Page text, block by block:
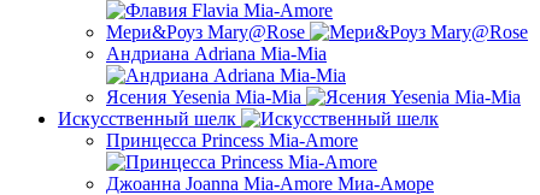
Мери&Роуз Mary@Rose
Андриана Adriana Mia-Mia
Ясения Yesenia Mia-Mia
Искусственный шелк
Принцесса Princess Mia-Amore
Джоанна Joanna Mia-Amore Миа-Аморе